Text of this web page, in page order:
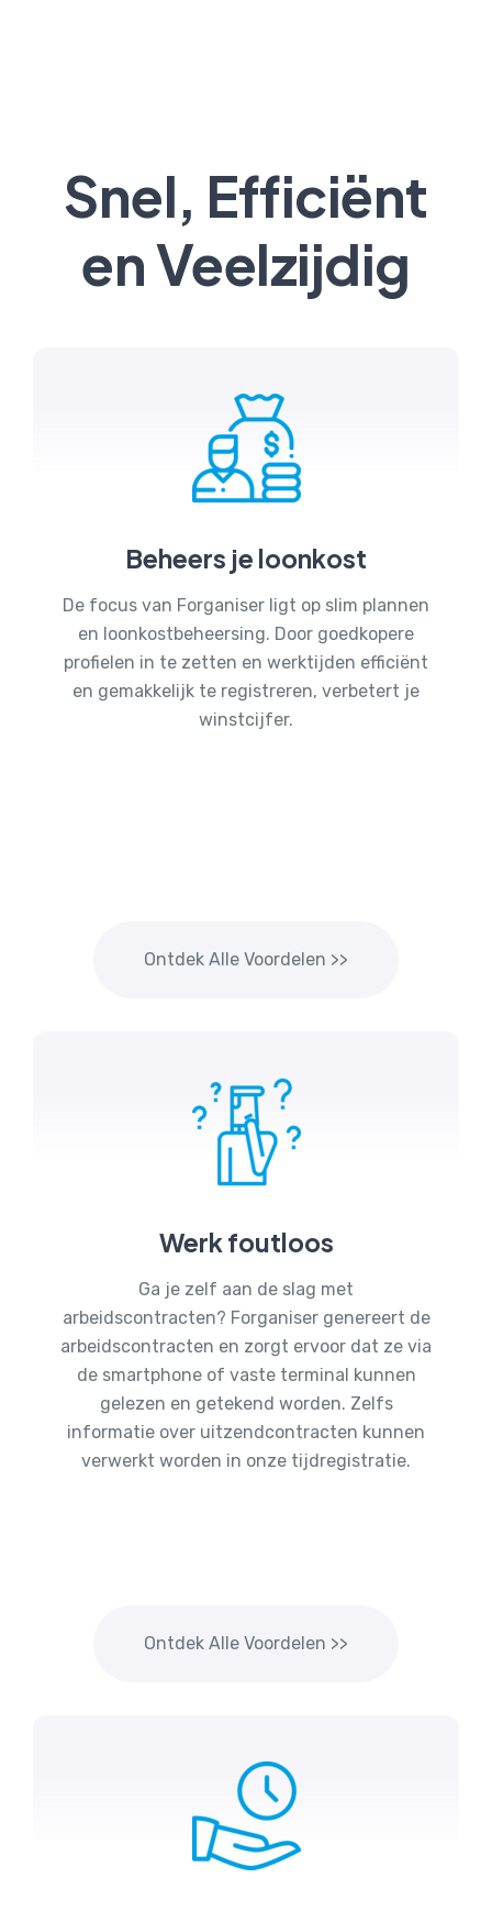
Snel, Efficiënt
en Veelzijdig
Beheers je loonkost
De focus van Forganiser ligt op slim plannen
en loonkostbeheersing. Door goedkopere
profielen in te zetten en werktijden efficiënt
en gemakkelijk te registreren, verbetert je
winstcijfer.
Ontdek Alle Voordelen >>
Werk foutloos
Ga je zelf aan de slag met
arbeidscontracten? Forganiser genereert de
arbeidscontracten en zorgt ervoor dat ze via
de smartphone of vaste terminal kunnen
gelezen en getekend worden. Zelfs
informatie over uitzendcontracten kunnen
verwerkt worden in onze tijdregistratie.
Ontdek Alle Voordelen >>